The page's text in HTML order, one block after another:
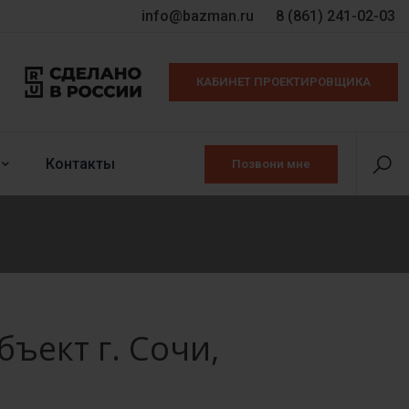
info@bazman.ru 8 (861) 241-02-03
КАБИНЕТ ПРОЕКТИРОВЩИКА
Контакты Позвони мне
г. Сочи,